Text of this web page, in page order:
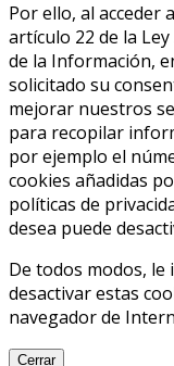
Por ello, al acceder
artículo 22 de la Ley
de la Información,
solicitado su
mejorar nuestros
para recopilar
por ejemplo el
cookies añadidas
políticas de
desea puede
De todos modos,
desactivar estas
navegador de
Cerrar